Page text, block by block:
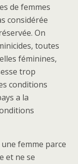
de femmes
considérée
On
toutes
féminines,
trop
conditions
a la
femme parce
et ne se